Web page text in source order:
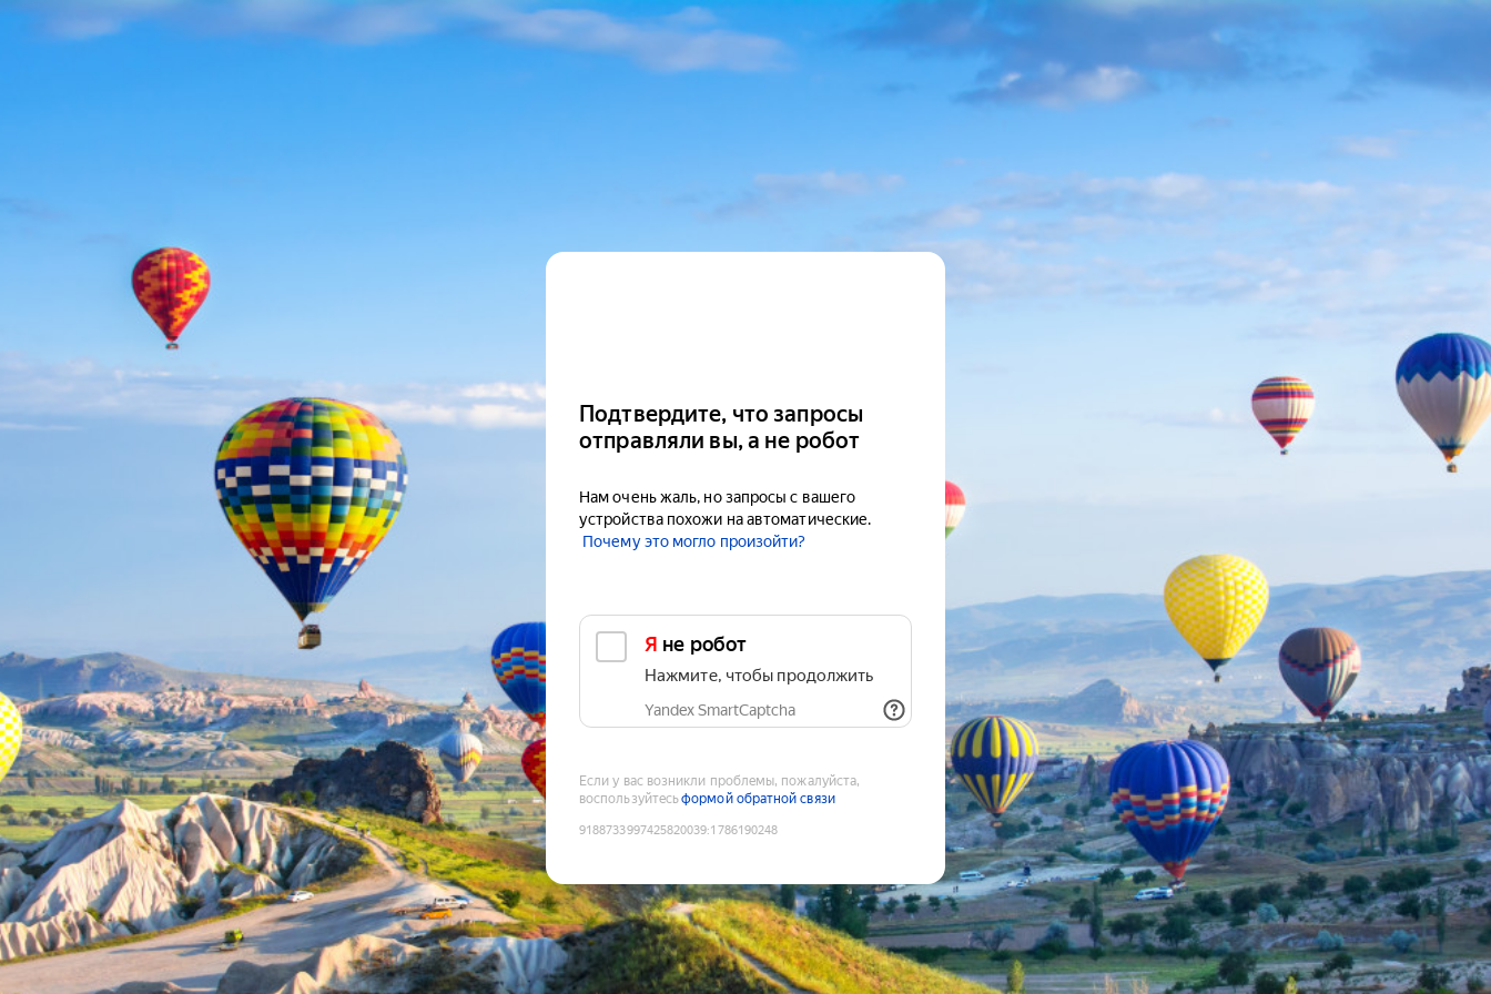
Подтвердите, что запросы
отправляли вы, а не робот
Нам очень жаль, но запросы с вашего
устройства похожи на автоматические.
Почему это могло произойти?
Я не робот
Нажмите, чтобы продолжить
Yandex SmartCaptcha
Если у вас возникли проблемы, пожалуйста,
воспользуйтесьформой обратной связи
9188733997425820039:1786190248